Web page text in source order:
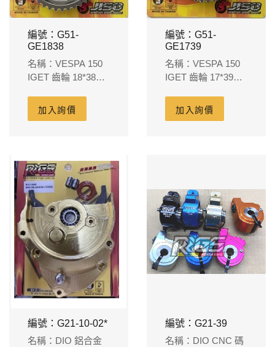
編號：G51-
GE1838
名稱：VESPA 150
IGET 齒輪 18*38T
加入詢價
編號：G51-
GE1739
名稱：VESPA 150
IGET 齒輪 17*39T
加入詢價
編號：G21-10-02*
名稱：DIO 鋁合金
編號：G21-39
名稱：DIO CNC 碼